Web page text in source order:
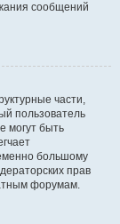
сообщений
части,
пользователь
могут быть
большому
прав
форумам.